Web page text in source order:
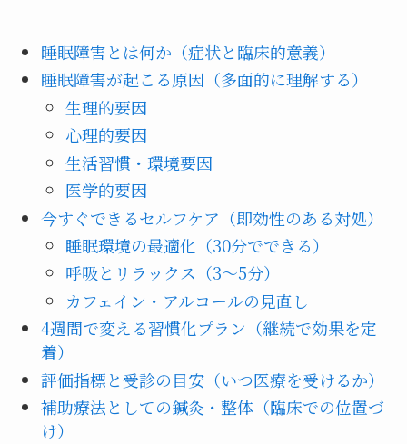
睡眠障害とは何か（症状と臨床的意義）
睡眠障害が起こる原因（多面的に理解する）
生理的要因
心理的要因
生活習慣・環境要因
医学的要因
今すぐできるセルフケア（即効性のある対処）
睡眠環境の最適化（30分でできる）
呼吸とリラックス（3〜5分）
カフェイン・アルコールの見直し
4週間で変える習慣化プラン（継続で効果を定
着）
評価指標と受診の目安（いつ医療を受けるか）
補助療法としての鍼灸・整体（臨床での位置づ
け）